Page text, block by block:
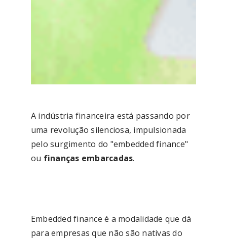
A indústria financeira está passando por
uma revolução silenciosa, impulsionada
pelo surgimento do "embedded finance"
ou finanças embarcadas.
Embedded finance é a modalidade que dá
para empresas que não são nativas do